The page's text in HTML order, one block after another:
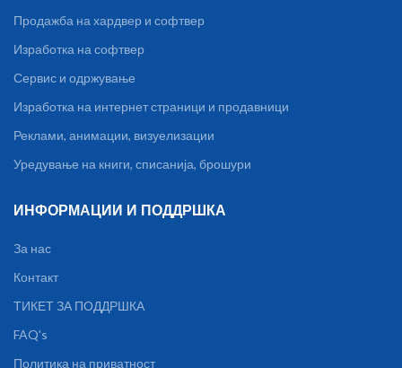
Продажба на хардвер и софтвер
Изработка на софтвер
Сервис и одржување
Изработка на интернет страници и продавници
Реклами, анимации, визуелизации
Уредување на книги, списанија, брошури
ИНФОРМАЦИИ И ПОДДРШКА
За нас
Контакт
ТИКЕТ ЗА ПОДДРШКА
FAQ's
Политика на приватност